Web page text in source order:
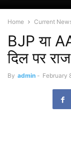
Home Current
BJP या
दिल पर
By admin - February